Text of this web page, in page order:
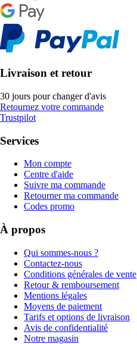
Livraison et retour
30 jours pour changer d'avis
Retournez votre commande
Trustpilot
Services
Mon compte
Centre d'aide
Suivre ma commande
Retourner ma commande
Codes promo
À propos
Qui sommes-nous ?
Contactez-nous
Conditions générales de vente
Retour & remboursement
Mentions légales
Moyens de paiement
Tarifs et options de livraison
Avis de confidentialité
Notre magasin